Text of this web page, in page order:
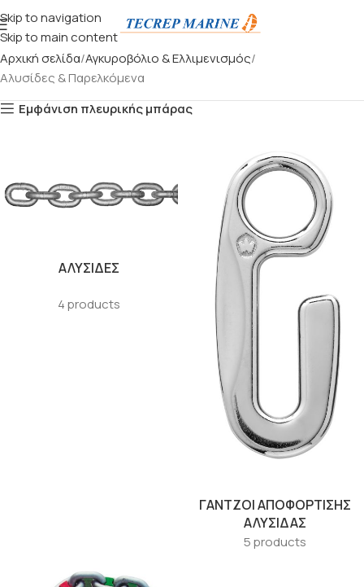
Skip to navigation
Skip to main content
Αρχική σελίδα Αγκυροβόλιο & Ελλιμενισμός
Αλυσίδες & Παρελκόμενα
Εμφάνιση πλευρικής μπάρας
ΑΛΥΣΊΔΕΣ
4 products
ΓΆΝΤΖΟΙ ΑΠΟΦΌΡΤΙΣΗΣ
ΑΛΥΣΊΔΑΣ
5 products